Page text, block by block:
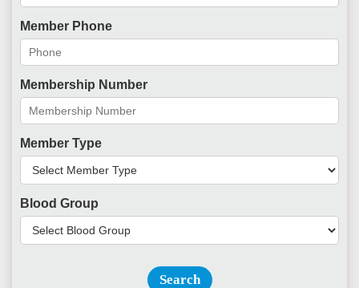
Member Phone
Membership Number
Member Type
Blood Group
Search